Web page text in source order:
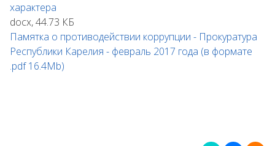
характера
docx, 44.73 КБ
Памятка о противодействии коррупции - Прокуратура
Республики Карелия - февраль 2017 года (в формате
.pdf 16.4Mb)